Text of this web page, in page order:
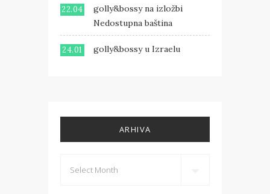
22.04
golly&bossy na izložbi
Nedostupna baština
24.01 golly&bossy u Izraelu
ARHIVA